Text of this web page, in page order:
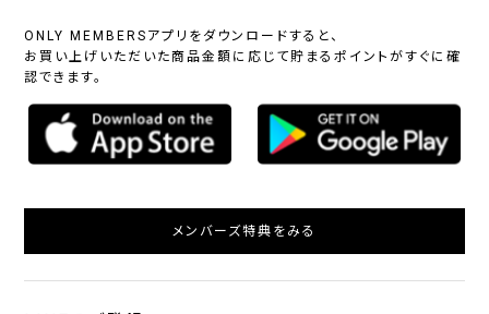
ONLY MEMBERSアプリをダウンロードすると、
お買い上げいただいた商品金額に応じて貯まるポイントがすぐに確
認できます。
メンバーズ特典をみる